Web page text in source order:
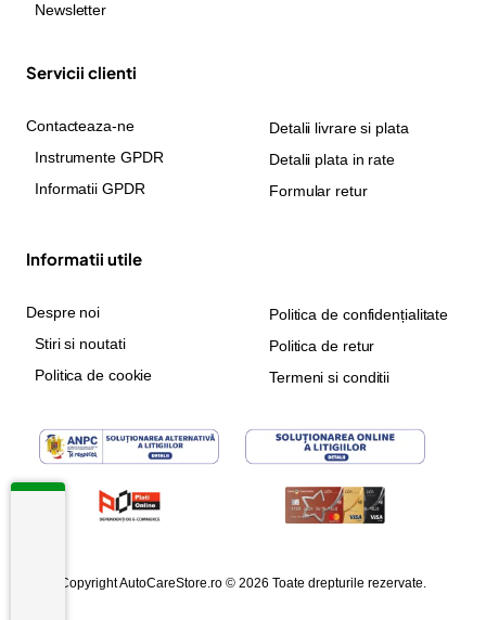
Newsletter
Servicii clienti
Contacteaza-ne
Instrumente GPDR
Informatii GPDR
Detalii livrare si plata
Detalii plata in rate
Formular retur
Informatii utile
Despre noi
Stiri si noutati
Politica de cookie
Politica de confidențialitate
Politica de retur
Termeni si conditii
Copyright AutoCareStore.ro © 2026 Toate drepturile rezervate.